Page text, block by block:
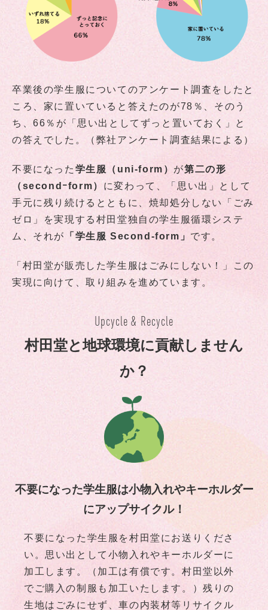
卒業後の学生服についてのアンケート調査をしたと
ころ、家に置いていると答えたのが78％、そのう
ち、66％が「思い出としてずっと置いておく」と
の答えでした。（弊社アンケート調査結果による）
不要になった 学生服（uni-form） が第二の形
（secondｰform） に変わって、「思い出」として
手元に残り続けるとともに、焼却処分しない「ごみ
ゼロ」を実現する村田堂独自の学生服循環システ
ム、それが
「学生服 Second-form」 です。
「村田堂が販売した学生服はごみにしない！」この
実現に向けて、取り組みを進めています。
Upcycle & Recycle
村田堂と地球環境に貢献しません
か？
不要になった学生服は小物入れやキーホルダー
にアップサイクル！
不要になった学生服を村田堂にお送りくださ
い。思い出として小物入れやキーホルダーに
加工します。（加工は有償です。村田堂以外
でご購入の制服も加工いたします。）残りの
生地はごみにせず、車の内装材等リサイクル